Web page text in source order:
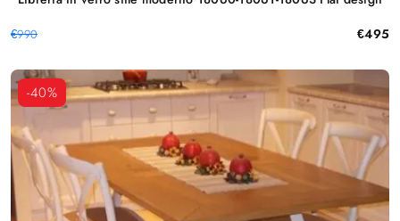
€990 €495
-40%